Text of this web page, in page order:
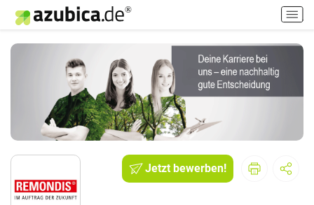
H
a
u
i
Jetzt bewerben!